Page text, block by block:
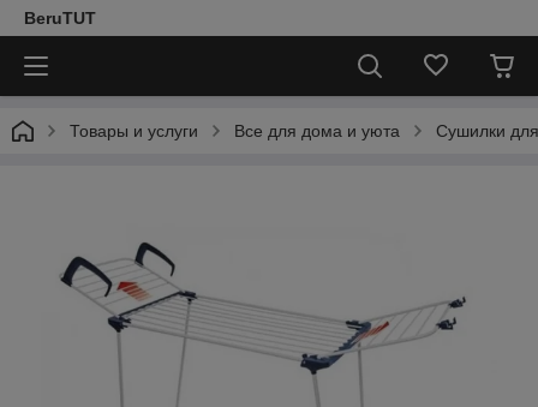
BeruTUT
Товары и услуги Все для дома и уюта Сушилки